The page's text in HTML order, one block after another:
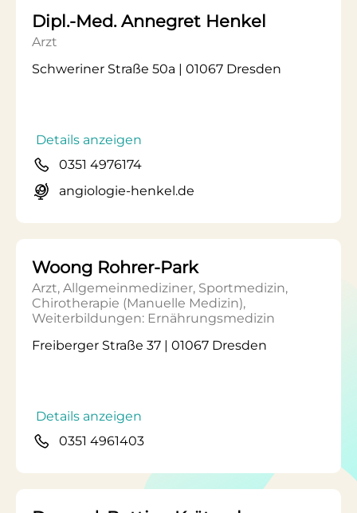
Dipl.-Med. Annegret Henkel
Arzt
Schweriner Straße 50a | 01067 Dresden
Details anzeigen
0351 4976174
angiologie-henkel.de
Woong Rohrer-Park
Arzt, Allgemeinmediziner, Sportmedizin,
Chirotherapie (Manuelle Medizin),
Weiterbildungen: Ernährungsmedizin
Freiberger Straße 37 | 01067 Dresden
Details anzeigen
0351 4961403